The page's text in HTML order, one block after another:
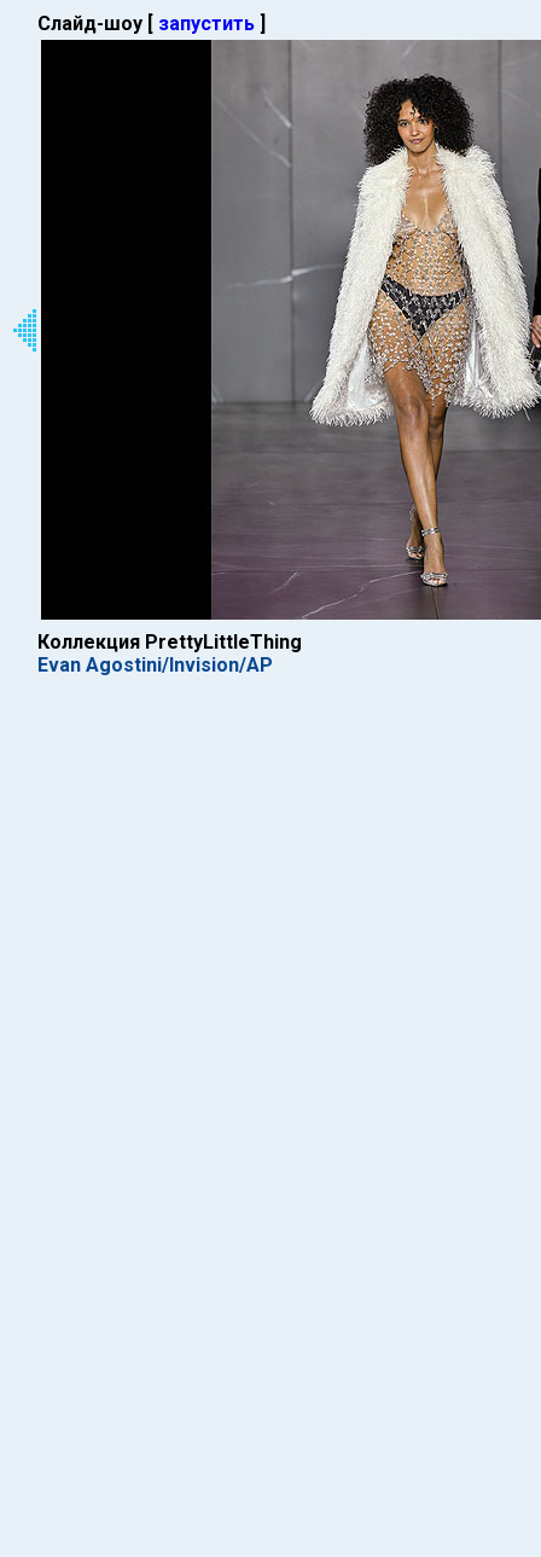
Слайд-шоу [ запустить ]
Коллекция PrettyLittleThing
Evan Agostini/Invision/AP